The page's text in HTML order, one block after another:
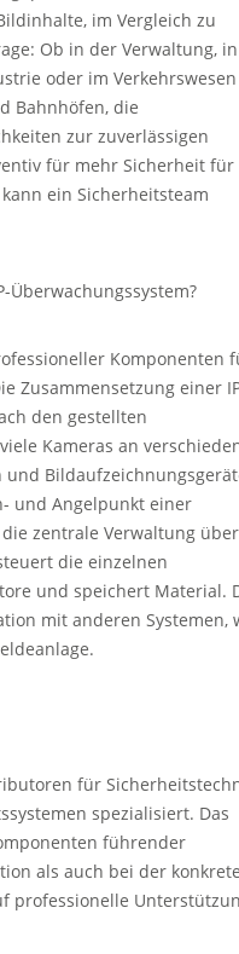
im Vergleich zu
Ob in der Verwaltung, in
oder im
Bahnhöfen, die
zur zuverlässigen
für mehr Sicherheit für
ein Sicherheitsteam
Überwachungssystem?
Komponenten
Zusammensetzung einer
den gestellten
Kameras an
und Angelpunkt einer
zentrale Verwaltung über
die einzelnen
und speichert Material.
mit anderen Systemen,
für
spezialisiert. Das
führender
als auch bei der
professionelle